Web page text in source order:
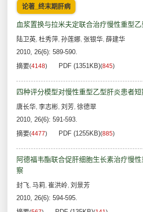
论著_终末期肝病
血浆置换与拉米夫定联合治疗慢性重型
陆卫英, 杜秀萍, 孙莲娜, 张银华, 薛建华
2010, 26(6): 589-590.
摘要(4148) PDF (1351KB)(845)
四种评分模型对慢性重型乙型肝炎患者
唐长华, 李志彬, 刘芳, 徐德翠
2010, 26(6): 591-593.
摘要(4477) PDF (1255KB)(885)
阿德福韦酯联合促肝细胞生长素治疗慢
察
封飞, 马莉, 崔洪岭, 刘景芳
2010, 26(6): 594-595.